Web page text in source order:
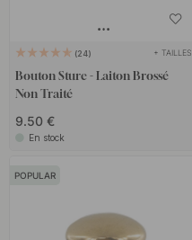
24 + TAILLES
Bouton Sture - Laiton Brossé
Non Traité
9.50 €
En stock
POPULAR